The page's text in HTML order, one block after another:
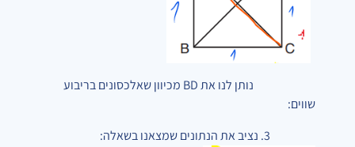
נותן לנו את BD מכיוון שאלכסונים בריבוע
שווים: